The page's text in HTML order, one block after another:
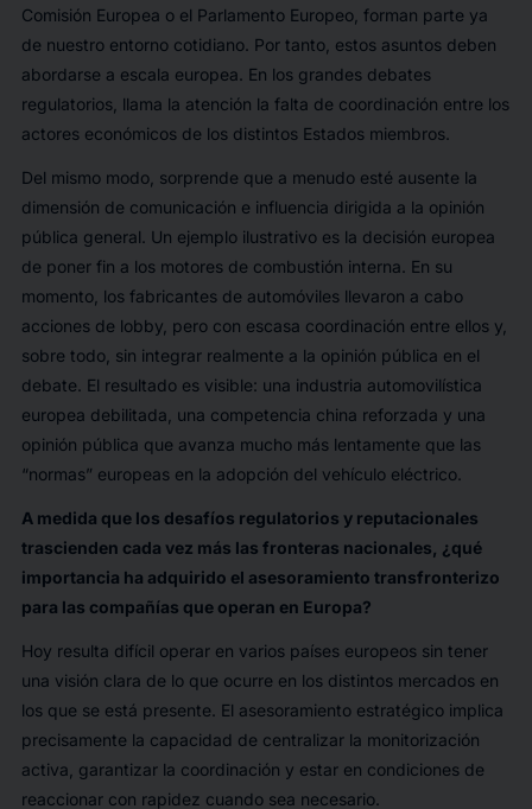
Comisión Europea o el Parlamento Europeo, forman parte ya
de nuestro entorno cotidiano. Por tanto, estos asuntos deben
abordarse a escala europea. En los grandes debates
regulatorios, llama la atención la falta de coordinación entre los
actores económicos de los distintos Estados miembros.
Del mismo modo, sorprende que a menudo esté ausente la
dimensión de comunicación e influencia dirigida a la opinión
pública general. Un ejemplo ilustrativo es la decisión europea
de poner fin a los motores de combustión interna. En su
momento, los fabricantes de automóviles llevaron a cabo
acciones de lobby, pero con escasa coordinación entre ellos y,
sobre todo, sin integrar realmente a la opinión pública en el
debate. El resultado es visible: una industria automovilística
europea debilitada, una competencia china reforzada y una
opinión pública que avanza mucho más lentamente que las
“normas” europeas en la adopción del vehículo eléctrico.
A medida que los desafíos regulatorios y reputacionales
trascienden cada vez más las fronteras nacionales, ¿qué
importancia ha adquirido el asesoramiento transfronterizo
para las compañías que operan en Europa?
Hoy resulta difícil operar en varios países europeos sin tener
una visión clara de lo que ocurre en los distintos mercados en
los que se está presente. El asesoramiento estratégico implica
precisamente la capacidad de centralizar la monitorización
activa, garantizar la coordinación y estar en condiciones de
reaccionar con rapidez cuando sea necesario.